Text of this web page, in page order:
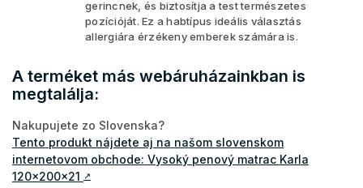
gerincnek, és biztosítja a test természetes
pozícióját. Ez a habtípus ideális választás
allergiára érzékeny emberek számára is.
A terméket más webáruházainkban is
megtalálja:
Nakupujete zo Slovenska?
Tento produkt nájdete aj na našom slovenskom
internetovom obchode: Vysoký penový matrac Karla
120x200x21 ↗